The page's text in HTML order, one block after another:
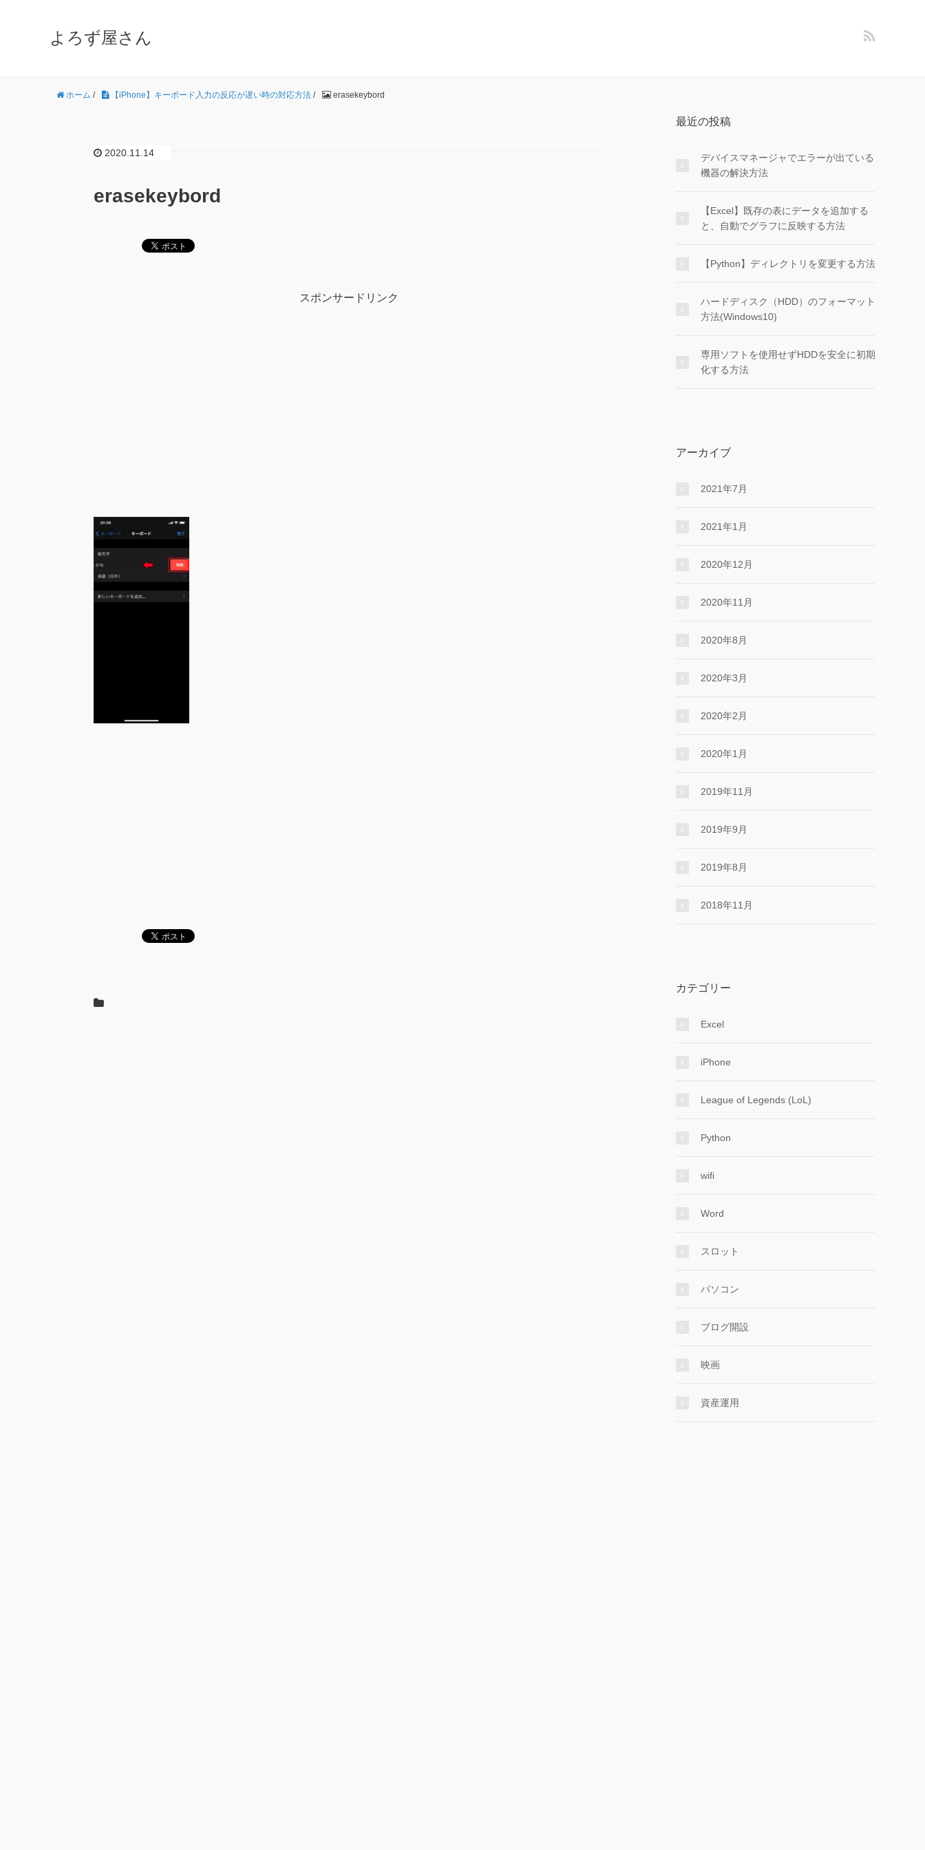
よろず屋さん
ホーム / 【iPhone】キーボード入力の反応が遅い時の対応方法 / erasekeybord
2020.11.14
erasekeybord
スポンサードリンク
最近の投稿
デバイスマネージャでエラーが出ている
機器の解決方法
【Excel】既存の表にデータを追加する
と、自動でグラフに反映する方法
【Python】ディレクトリを変更する方法
ハードディスク（HDD）のフォーマット
方法(Windows10)
専用ソフトを使用せずHDDを安全に初期
化する方法
アーカイブ
2021年7月
2021年1月
2020年12月
2020年11月
2020年8月
2020年3月
2020年2月
2020年1月
2019年11月
2019年9月
2019年8月
2018年11月
カテゴリー
Excel
iPhone
League of Legends (LoL)
Python
wifi
Word
スロット
パソコン
ブログ開設
映画
資産運用